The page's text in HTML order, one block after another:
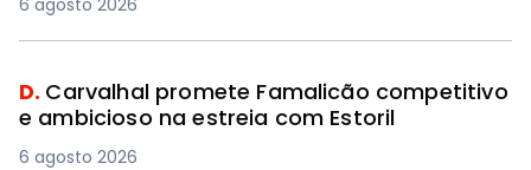
6 agosto 2026
D. Carvalhal promete Famalicão competitivo
e ambicioso na estreia com Estoril
6 agosto 2026